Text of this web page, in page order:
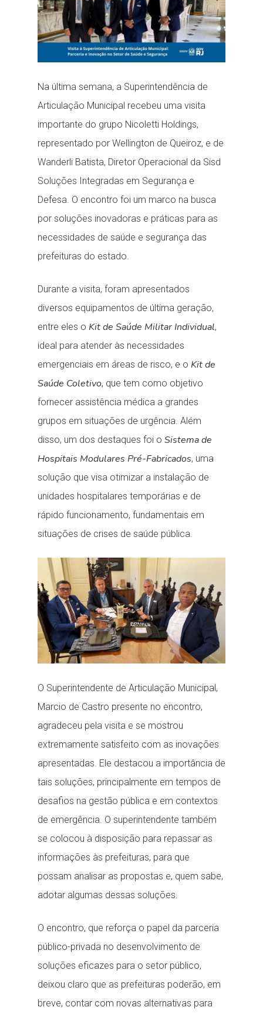
Na última semana, a Superintendência de
Articulação Municipal recebeu uma visita
importante do grupo Nicoletti Holdings,
representado por Wellington de Queiroz, e de
Wanderli Batista, Diretor Operacional da Sisd
Soluções Integradas em Segurança e
Defesa. O encontro foi um marco na busca
por soluções inovadoras e práticas para as
necessidades de saúde e segurança das
prefeituras do estado.
Durante a visita, foram apresentados
diversos equipamentos de última geração,
entre eles o Kit de Saúde Militar Individual,
ideal para atender às necessidades
emergenciais em áreas de risco, e o Kit de
Saúde Coletivo, que tem como objetivo
fornecer assistência médica a grandes
grupos em situações de urgência. Além
disso, um dos destaques foi o Sistema de
Hospitais Modulares Pré-Fabricados, uma
solução que visa otimizar a instalação de
unidades hospitalares temporárias e de
rápido funcionamento, fundamentais em
situações de crises de saúde pública.
O Superintendente de Articulação Municipal,
Marcio de Castro presente no encontro,
agradeceu pela visita e se mostrou
extremamente satisfeito com as inovações
apresentadas. Ele destacou a importância de
tais soluções, principalmente em tempos de
desafios na gestão pública e em contextos
de emergência. O superintendente também
se colocou à disposição para repassar as
informações às prefeituras, para que
possam analisar as propostas e, quem sabe,
adotar algumas dessas soluções.
O encontro, que reforça o papel da parceria
público-privada no desenvolvimento de
soluções eficazes para o setor público,
deixou claro que as prefeituras poderão, em
breve, contar com novas alternativas para